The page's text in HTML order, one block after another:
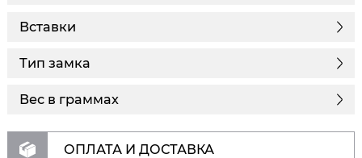
Вставки
Тип замка
Вес в граммах
ОПЛАТА И ДОСТАВКА